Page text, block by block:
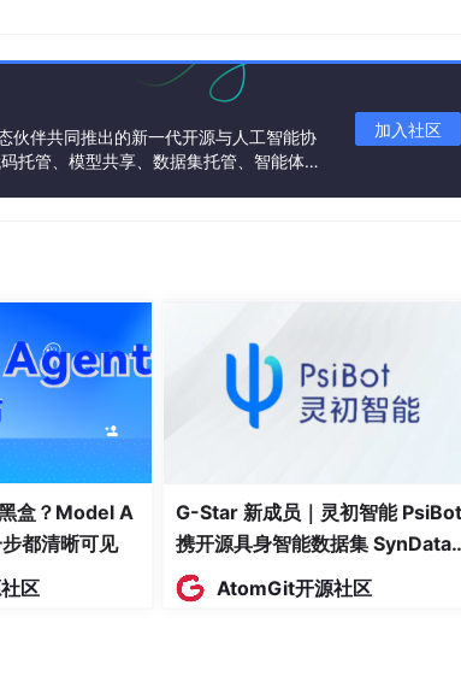
”。
配置后，收起侧边栏即生效。
果校验与经验沉淀，再结合记忆和自进化能力形成完
模型，快速响应、稳定运行；
型、工具、记忆、知识库、SOP、审计与安全策略
伙伴共同推出的新一代开源与人工智能协
托管、模型共享、数据集托管、智能体开
加入社区
盒？Model A
都清晰可见
区
G-Star 新成员｜灵初智能 PsiBot
携开源具身智能数据集 SynData
入驻 AtomGit
AtomGit开源社区